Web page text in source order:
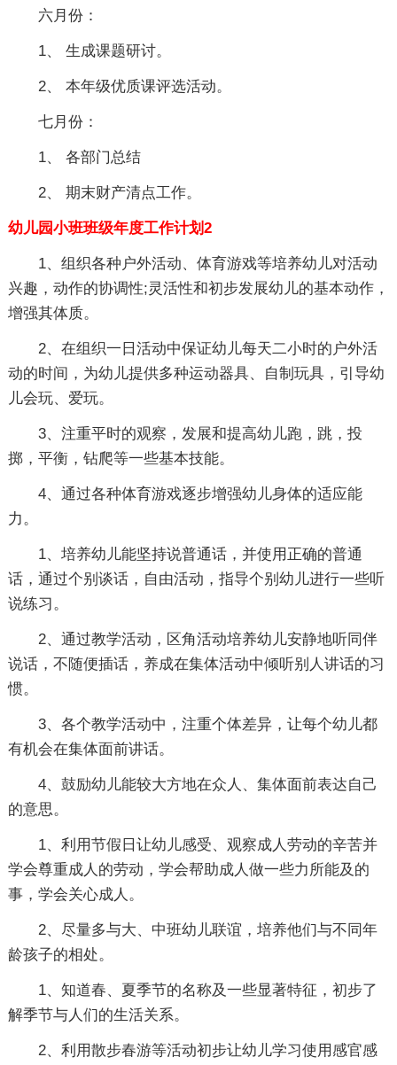
六月份：
1、 生成课题研讨。
2、 本年级优质课评选活动。
七月份：
1、 各部门总结
2、 期末财产清点工作。
幼儿园小班班级年度工作计划2
1、组织各种户外活动、体育游戏等培养幼儿对活动
兴趣，动作的协调性;灵活性和初步发展幼儿的基本动作，
增强其体质。
2、在组织一日活动中保证幼儿每天二小时的户外活
动的时间，为幼儿提供多种运动器具、自制玩具，引导幼
儿会玩、爱玩。
3、注重平时的观察，发展和提高幼儿跑，跳，投
掷，平衡，钻爬等一些基本技能。
4、通过各种体育游戏逐步增强幼儿身体的适应能
力。
1、培养幼儿能坚持说普通话，并使用正确的普通
话，通过个别谈话，自由活动，指导个别幼儿进行一些听
说练习。
2、通过教学活动，区角活动培养幼儿安静地听同伴
说话，不随便插话，养成在集体活动中倾听别人讲话的习
惯。
3、各个教学活动中，注重个体差异，让每个幼儿都
有机会在集体面前讲话。
4、鼓励幼儿能较大方地在众人、集体面前表达自己
的意思。
1、利用节假日让幼儿感受、观察成人劳动的辛苦并
学会尊重成人的劳动，学会帮助成人做一些力所能及的
事，学会关心成人。
2、尽量多与大、中班幼儿联谊，培养他们与不同年
龄孩子的相处。
1、知道春、夏季节的名称及一些显著特征，初步了
解季节与人们的生活关系。
2、利用散步春游等活动初步让幼儿学习使用感官感